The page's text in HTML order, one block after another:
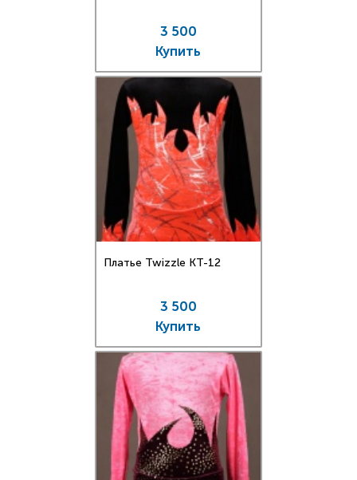
3 500
Купить
Платье Twizzle КT-12
3 500
Купить